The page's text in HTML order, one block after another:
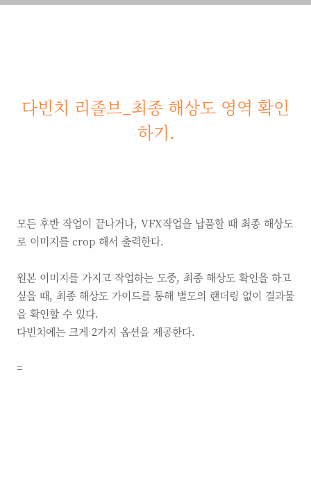
다빈치 리졸브_ 최종 해상도 영역 확인
하기.
모든 후반 작업이 끝나거나, VFX작업을 납품할 때 최종 해상도
로 이미지를 crop 해서 출력한다.
원본 이미지를 가지고 작업하는 도중, 최종 해상도 확인을 하고
싶을 때, 최종 해상도 가이드를 통해 별도의 랜더링 없이 결과물
을 확인할 수 있다.
다빈치에는 크게 2가지 옵션을 제공한다.
=